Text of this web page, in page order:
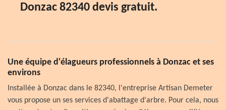
Donzac 82340 devis gratuit.
Une équipe d'élagueurs professionnels à Donzac et ses
environs
Installée à Donzac dans le 82340, l'entreprise Artisan Demeter
vous propose un ses services d'abattage d'arbre. Pour cela, nous